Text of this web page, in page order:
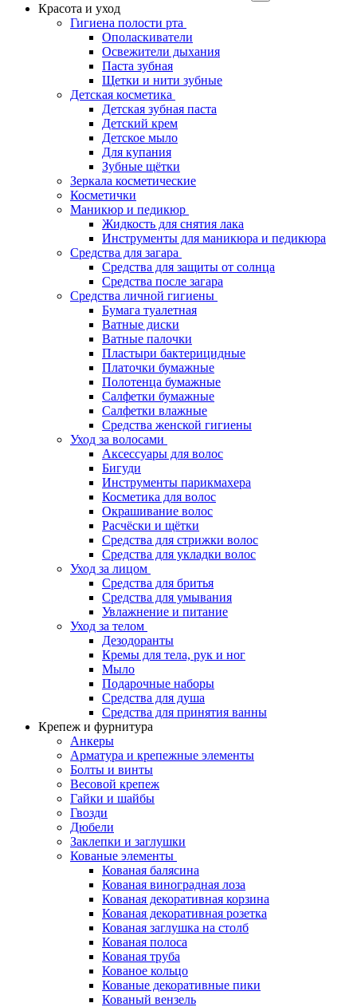
Красота и уход
Гигиена полости рта
Ополаскиватели
Освежители дыхания
Паста зубная
Щетки и нити зубные
Детская косметика
Детская зубная паста
Детский крем
Детское мыло
Для купания
Зубные щётки
Зеркала косметические
Косметички
Маникюр и педикюр
Жидкость для снятия лака
Инструменты для маникюра и педикюра
Средства для загара
Средства для защиты от солнца
Средства после загара
Средства личной гигиены
Бумага туалетная
Ватные диски
Ватные палочки
Пластыри бактерицидные
Платочки бумажные
Полотенца бумажные
Салфетки бумажные
Салфетки влажные
Средства женской гигиены
Уход за волосами
Аксессуары для волос
Бигуди
Инструменты парикмахера
Косметика для волос
Окрашивание волос
Расчёски и щётки
Средства для стрижки волос
Средства для укладки волос
Уход за лицом
Средства для бритья
Средства для умывания
Увлажнение и питание
Уход за телом
Дезодоранты
Кремы для тела, рук и ног
Мыло
Подарочные наборы
Средства для душа
Средства для принятия ванны
Крепеж и фурнитура
Анкеры
Арматура и крепежные элементы
Болты и винты
Весовой крепеж
Гайки и шайбы
Гвозди
Дюбели
Заклепки и заглушки
Кованые элементы
Кованая балясина
Кованая виноградная лоза
Кованая декоративная корзина
Кованая декоративная розетка
Кованая заглушка на столб
Кованая полоса
Кованая труба
Кованое кольцо
Кованые декоративные пики
Кованый вензель